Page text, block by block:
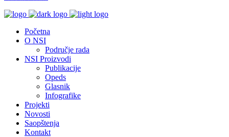
Početna
O NSI
Područje rada
NSI Proizvodi
Publikacije
Opeds
Glasnik
Infografike
Projekti
Novosti
Saopštenja
Kontakt